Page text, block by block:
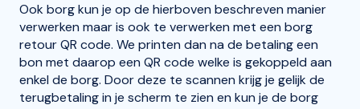
Ook borg kun je op de hierboven beschreven manier
verwerken maar is ook te verwerken met een borg
retour QR code. We printen dan na de betaling een
bon met daarop een QR code welke is gekoppeld aan
enkel de borg. Door deze te scannen krijg je gelijk de
terugbetaling in je scherm te zien en kun je de borg